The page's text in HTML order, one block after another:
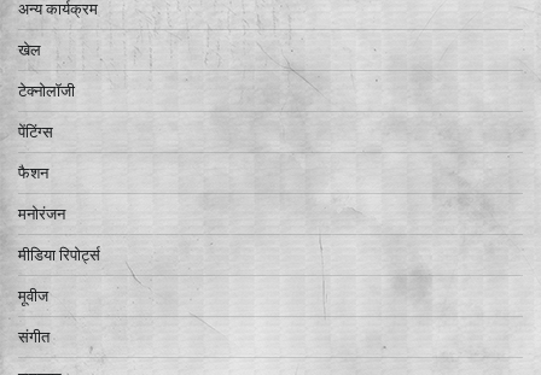
अन्य कार्यक्रम
खेल
टेक्नोलॉजी
पेंटिंग्स
फैशन
मनोरंजन
मीडिया रिपोर्ट्स
मूवीज
संगीत